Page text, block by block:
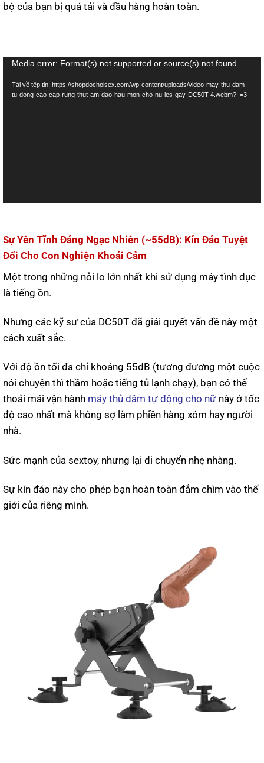
bộ của bạn bị quá tải và đầu hàng hoàn toàn.
Trình
chơi
Video
Media error: Format(s) not supported or source(s) not found
Tải về tệp tin: https://shopdochoisex.com/wp-content/uploads/video-may-thu-dam-
tu-dong-cao-cap-rung-thut-am-dao-hau-mon-cho-nu-les-gay-DC50T-4.webm?_=3
Sự Yên Tĩnh Đáng Ngạc Nhiên (~55dB): Kín Đáo Tuyệt
Đối Cho Con Nghiện Khoái Cảm
Một trong những nỗi lo lớn nhất khi sử dụng máy tình dục
là tiếng ồn.
Nhưng các kỹ sư của DC50T đã giải quyết vấn đề này một
cách xuất sắc.
Với độ ồn tối đa chỉ khoảng 55dB (tương đương một cuộc
nói chuyện thì thầm hoặc tiếng tủ lạnh chạy), bạn có thể
thoải mái vận hành máy thủ dâm tự động cho nữ này ở tốc
độ cao nhất mà không sợ làm phiền hàng xóm hay người
nhà.
Sức mạnh của sextoy, nhưng lại di chuyển nhẹ nhàng.
Sự kín đáo này cho phép bạn hoàn toàn đắm chìm vào thế
giới của riêng mình.